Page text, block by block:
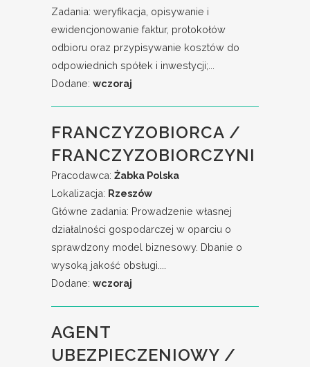
Zadania: weryfikacja, opisywanie i
ewidencjonowanie faktur, protokołów
odbioru oraz przypisywanie kosztów do
odpowiednich spółek i inwestycji;...
Dodane: wczoraj
FRANCZYZOBIORCA /
FRANCZYZOBIORCZYNI
Pracodawca: Żabka Polska
Lokalizacja: Rzeszów
Główne zadania: Prowadzenie własnej
działalności gospodarczej w oparciu o
sprawdzony model biznesowy. Dbanie o
wysoką jakość obsługi....
Dodane: wczoraj
AGENT
UBEZPIECZENIOWY /